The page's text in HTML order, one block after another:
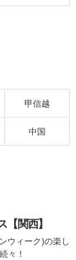
甲信越
中国
関西】
ウィーク)の楽し
々！